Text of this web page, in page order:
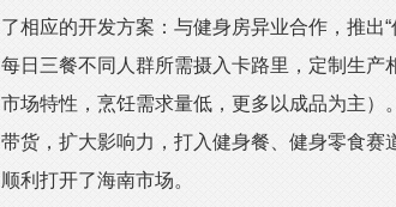
了相应的开发方案：与健身房异业合作，推出
每日三餐不同人群所需摄入卡路里，定制生
市场特性，烹饪需求量低，更多以成品为主
带货，扩大影响力，打入健身餐、健身零食
顺利打开了海南市场。